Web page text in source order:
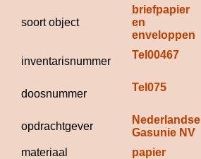
soort object
briefpapier
en
enveloppen
inventarisnummer
Tel00467
doosnummer
Tel075
opdrachtgever
Nederlandse
Gasunie NV
materiaal papier